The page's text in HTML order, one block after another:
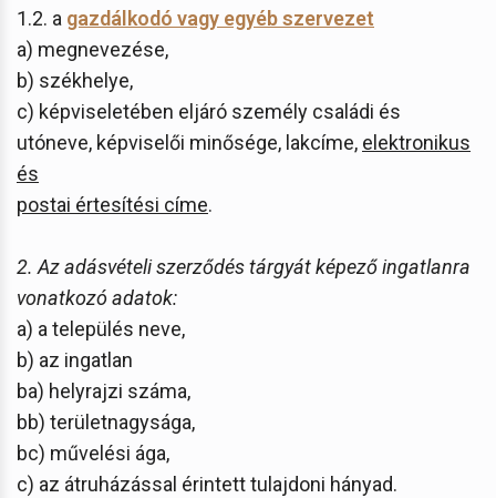
1.2. a gazdálkodó vagy egyéb szervezet
a) megnevezése,
b) székhelye,
c) képviseletében eljáró személy családi és
utóneve, képviselői minősége, lakcíme, elektronikus
és
postai értesítési címe.
2. Az adásvételi szerződés tárgyát képező ingatlanra
vonatkozó adatok:
a) a település neve,
b) az ingatlan
ba) helyrajzi száma,
bb) területnagysága,
bc) művelési ága,
c) az átruházással érintett tulajdoni hányad.